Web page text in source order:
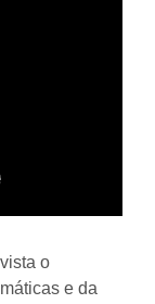
o
e da